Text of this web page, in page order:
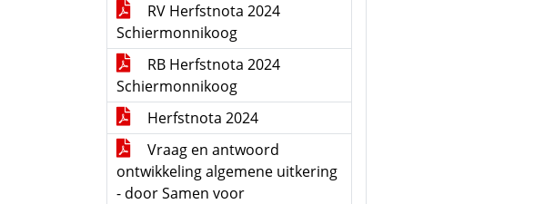
RV Herfstnota 2024
Schiermonnikoog
RB Herfstnota 2024
Schiermonnikoog
Herfstnota 2024
Vraag en antwoord
ontwikkeling algemene uitkering
- door Samen voor